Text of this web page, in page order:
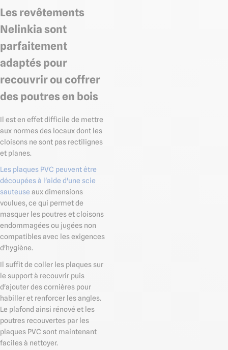
Les revêtements
Nelinkia sont
parfaitement
adaptés pour
recouvrir ou coffrer
des poutres en bois
Il est en effet difficile de mettre
aux normes des locaux dont les
cloisons ne sont pas rectilignes
et planes.
Les plaques PVC peuvent être
découpées à l'aide d'une scie
sauteuse aux dimensions
voulues, ce qui permet de
masquer les poutres et cloisons
endommagées ou jugées non
compatibles avec les exigences
d'hygiène.
Il suffit de coller les plaques sur
le support à recouvrir puis
d'ajouter des cornières pour
habiller et renforcer les angles.
Le plafond ainsi rénové et les
poutres recouvertes par les
plaques PVC sont maintenant
faciles à nettoyer.